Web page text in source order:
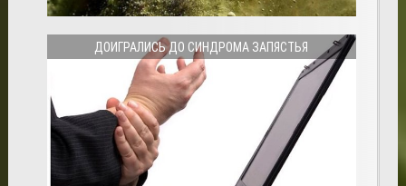
ДОИГРАЛИСЬ ДО СИНДРОМА ЗАПЯСТЬЯ